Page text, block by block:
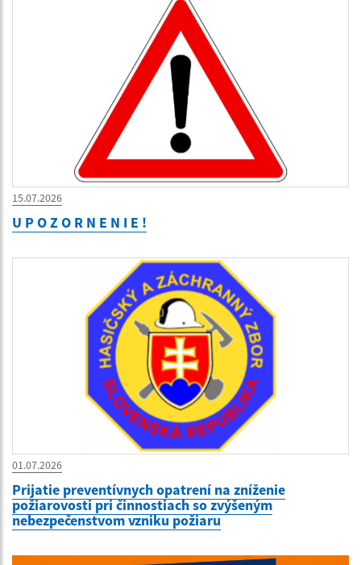
15.07.2026
U P O Z O R N E N I E !
01.07.2026
Prijatie preventívnych opatrení na zníženie
požiarovosti pri činnostiach so zvýšeným
nebezpečenstvom vzniku požiaru